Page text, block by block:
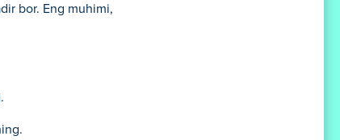
bor. Eng muhimi,